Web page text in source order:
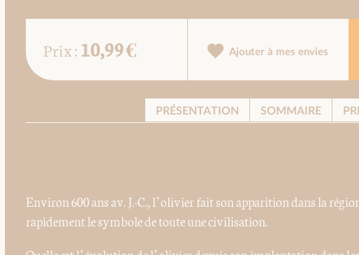
Prix : 10,99 € Ajouter à mes envies
PRÉSENTATION SOMMAIRE
Environ 600 ans av. J.-C., l’olivier fait son apparition dans la
rapidement le symbole de toute une civilisation.